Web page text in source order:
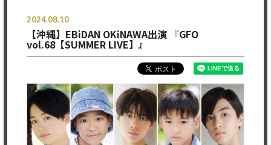
2024.08.10
【沖縄】EBiDAN OKiNAWA出演 『GFO
vol.68【SUMMER LIVE】』